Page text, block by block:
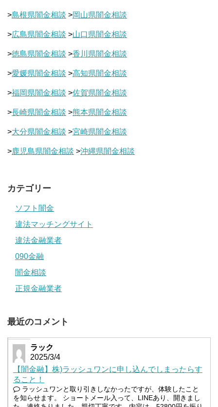
>島根県闇金相談 >岡山県闇金相談
>広島県闇金相談 >山口県闇金相談
>徳島県闇金相談 >香川県闇金相談
>愛媛県闇金相談 >高知県闇金相談
>福岡県闇金相談 >佐賀県闇金相談
>長崎県闇金相談 >熊本県闇金相談
>大分県闇金相談 >宮崎県闇金相談
>鹿児島県闇金相談 >沖縄県闇金相談
カテゴリー
ソフト闇金
違法マッチングサイト
違法金融業者
090金融
闇金相談
正規金融業者
最近のコメント
ラック
2025/3/4
【闇金融】株)ラッシュワンに申し込んでしまったらす
ること！
ラッシュワンと取り引きしなかったですが、体験したこと
を知らせます。 ショートメール入って、LINEあり、開きまし